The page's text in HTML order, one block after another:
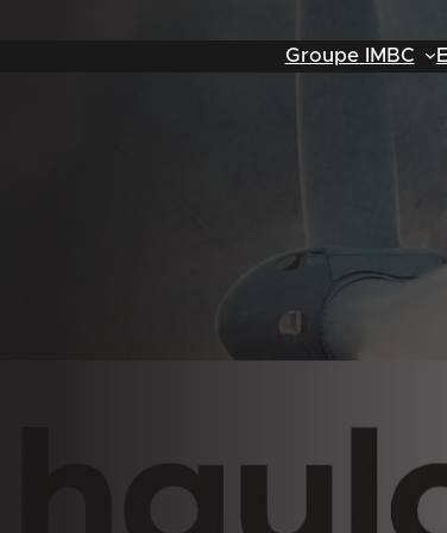
Groupe IMBC